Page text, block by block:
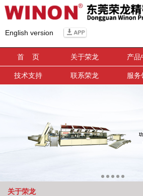
English version
首 页 关于荣龙 产品
技术支持 联系荣龙 服务
关于荣龙
信息搜索